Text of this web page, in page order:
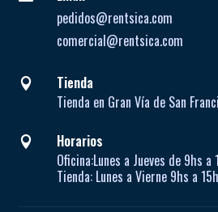
pedidos@rentsica.com
comercial@rentsica.com

Tienda
Tienda en Gran Vía de San

Horarios
Oficina:Lunes a Jueves de9hs a
Tienda: Lunes a Vierne9hs a